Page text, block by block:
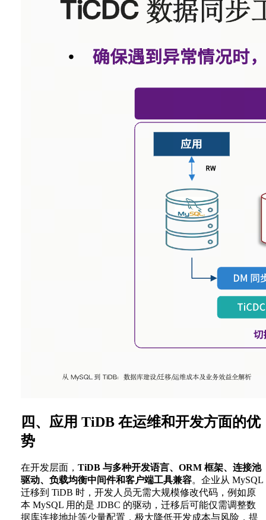
四、应用 TiDB 在运维和开发方面的优
势
在开发层面， TiDB 与多种开发语言、ORM 框架、连接池
驱动、负载均衡中间件和客户端工具兼容。企业从 MySQL
迁移到 TiDB 时，开发人员无需大规模修改代码，例如原
本 MySQL 用的是 JDBC 的驱动，迁移后可能仅需调整数
据库连接地址等少量配置，极大降低开发成本与风险，提